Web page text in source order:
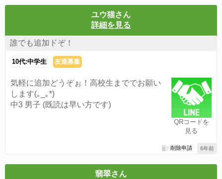
ユウ猫さん
詳細を見る
誰でも追加ドぞ！
10代:中学生 友達募集
QRコードを
見る
気軽に追加どうぞぉ！高校生まででお願い
します(｡_｡*)
中3 男子 (既読は早い方です)
6年前
削除申請
翡翠さん